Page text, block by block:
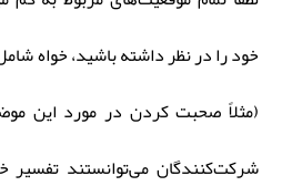
خود را در نظر داشته باشید، خواه
(مثلاً صحبت کردن در مورد این
شرکت‌کنندگان می‌توانستند تفسیر